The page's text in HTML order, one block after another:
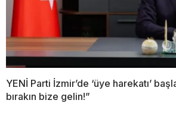
YENİ Parti İzmir’de ‘üye harekatı’
bırakın bize gelin!”